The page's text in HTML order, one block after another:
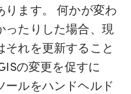
ります。 何かが変わ
ったりした場合、現
れを更新すること
の変更を促すに
ールをハンドヘルド